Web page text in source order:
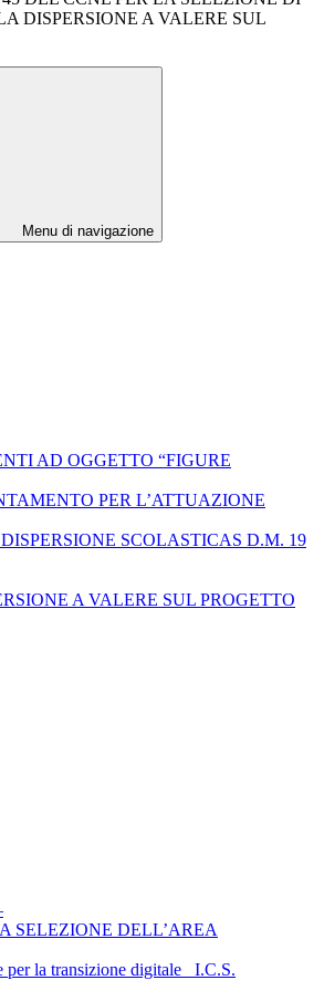
DISPERSIONE A VALERE SUL
Menu di navigazione
AD OGGETTO “FIGURE
PER L’ATTUAZIONE
SCOLASTICAS D.M. 19
A VALERE SUL PROGETTO
SELEZIONE DELL’AREA
la transizione digitale _I.C.S.